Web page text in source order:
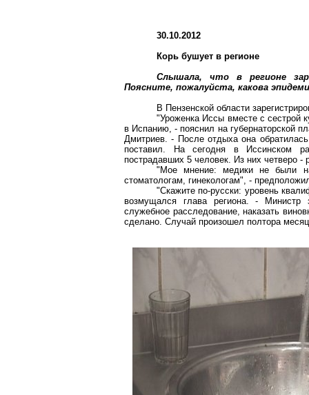
30.10.2012
Корь бушует в регионе
Слышала, что в регионе
Поясните, пожалуйста, какова
В Пензенской области
"Уроженка Иссы вместе с сестрой
в Испанию, - пояснил на губернаторской
Дмитриев. - После отдыха она
поставил. На сегодня в Иссинском
пострадавших 5 человек. Из них четверо -
"Мое мнение: медики не были
стоматологам, гинекологам", -
"Скажите по-русски: уровень
возмущался глава региона. - Министр
служебное расследование, наказать
сделано. Случай произошел полтора